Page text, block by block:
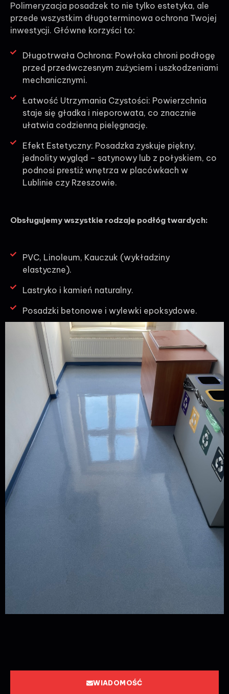
Polimeryzacja posadzek to nie tylko estetyka, ale
przede wszystkim długoterminowa ochrona Twojej
inwestycji. Główne korzyści to:
Długotrwała Ochrona: Powłoka chroni podłogę
przed przedwczesnym zużyciem i uszkodzeniami
mechanicznymi.
Łatwość Utrzymania Czystości: Powierzchnia
staje się gładka i nieporowata, co znacznie
ułatwia codzienną pielęgnację.
Efekt Estetyczny: Posadzka zyskuje piękny,
jednolity wygląd – satynowy lub z połyskiem, co
podnosi prestiż wnętrza w placówkach w
Lublinie czy Rzeszowie.
Obsługujemy wszystkie rodzaje podłóg twardych:
PVC, Linoleum, Kauczuk (wykładziny
elastyczne).
Lastryko i kamień naturalny.
Posadzki betonowe i wylewki epoksydowe.
WIADOMOŚĆ